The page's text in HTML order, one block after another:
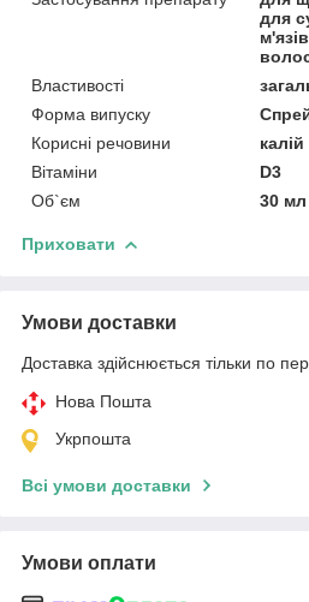
для
Властивості
Форма випуску
Корисні речовини
калій
Вітаміни
D3
Об`єм
30 мл
Приховати
Умови доставки
Доставка здійснюється тільки по
Нова Пошта
Укрпошта
Всі умови доставки
Умови оплати